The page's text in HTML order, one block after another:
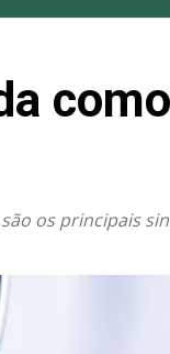
como
os principais